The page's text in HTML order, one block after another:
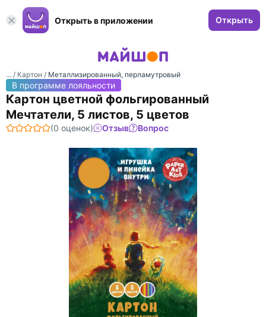
Открыть в приложении Открыть
... / Картон / Металлизированный, перламутровый
В программе лояльности
Картон цветной фольгированный
Мечтатели, 5 листов, 5 цветов
(0 оценок) Отзыв Вопрос